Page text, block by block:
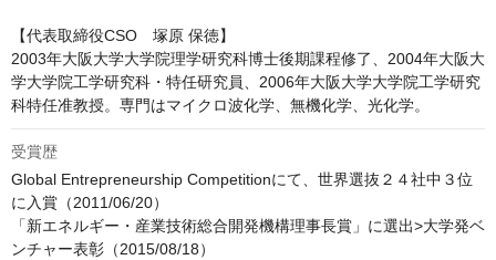
【代表取締役CSO　塚原 保徳】
2003年大阪大学大学院理学研究科博士後期課程修了、2004年大阪大
学大学院工学研究科・特任研究員、2006年大阪大学大学院工学研究
受賞歴
Global Entrepreneurship Competitionにて、世界選抜２４社中３位
に入賞（2011/06/20）
「新エネルギー・産業技術総合開発機構理事長賞」に選出>大学発ベ
ンチャー表彰（2015/08/18）